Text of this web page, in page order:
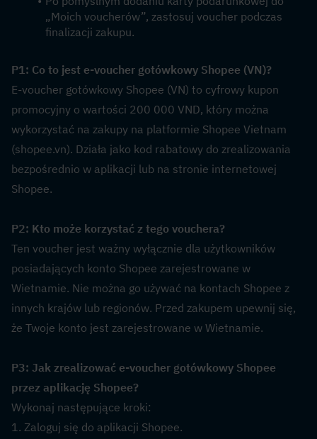
„Moich voucherów”, zastosuj voucher podczas
finalizacji zakupu.
P1: Co to jest e-voucher gotówkowy Shopee (VN)?
E-voucher gotówkowy Shopee (VN) to cyfrowy kupon
promocyjny o wartości 200 000 VND, który można
wykorzystać na zakupy na platformie Shopee Vietnam
(shopee.vn). Działa jako kod rabatowy do zrealizowania
bezpośrednio w aplikacji lub na stronie internetowej
Shopee.
P2: Kto może korzystać z tego vouchera?
Ten voucher jest ważny wyłącznie dla użytkowników
posiadających konto Shopee zarejestrowane w
Wietnamie. Nie można go używać na kontach Shopee z
innych krajów lub regionów. Przed zakupem upewnij się,
że Twoje konto jest zarejestrowane w Wietnamie.
P3: Jak zrealizować e-voucher gotówkowy Shopee
przez aplikację Shopee?
Wykonaj następujące kroki:
1. Zaloguj się do aplikacji Shopee.